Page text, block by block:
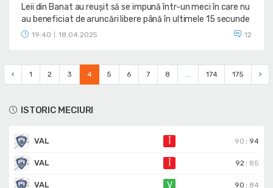
ISTORIC MECIURI
VAL 90 : 94
VAL 92 : 85
VAL V 90 : 84
Leii din Banat au reușit să se impună într-un meci în care nu
au beneficiat de aruncări libere până în ultimele 15 secunde
19:40 18.04.2025 12
‹ 1 2 3 4 5 6 7 8 ... 174 175 ›